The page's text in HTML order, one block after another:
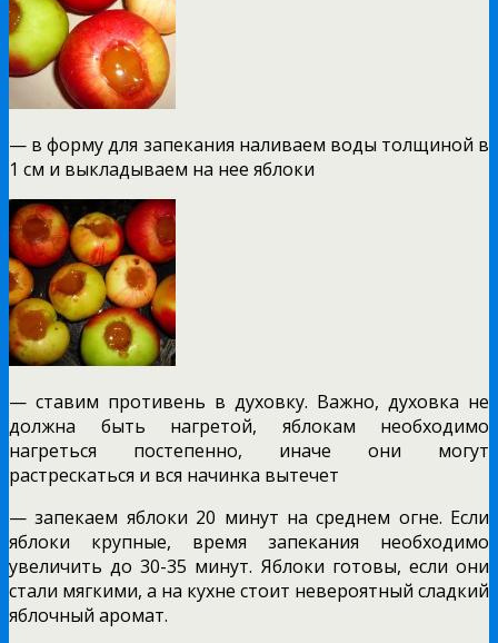
— в форму для запекания наливаем воды толщиной в
1 см и выкладываем на нее яблоки
— ставим противень в духовку. Важно, духовка не
должна быть нагретой, яблокам необходимо
нагреться постепенно, иначе они могут
растрескаться и вся начинка вытечет
— запекаем яблоки 20 минут на среднем огне. Если
яблоки крупные, время запекания необходимо
увеличить до 30-35 минут. Яблоки готовы, если они
стали мягкими, а на кухне стоит невероятный сладкий
яблочный аромат.